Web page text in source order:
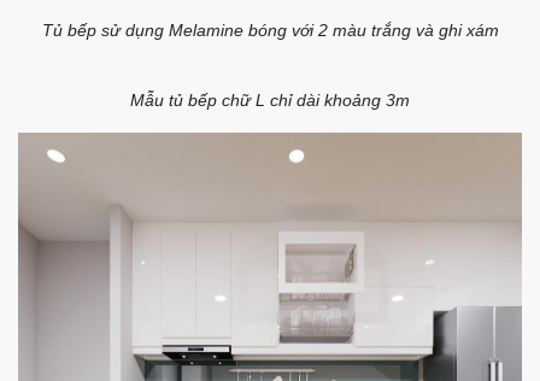
Tủ bếp sử dụng Melamine bóng với 2 màu trắng và ghi xám
Mẫu tủ bếp chữ L chỉ dài khoảng 3m